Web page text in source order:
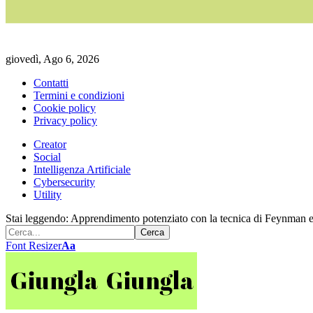
giovedì, Ago 6, 2026
Contatti
Termini e condizioni
Cookie policy
Privacy policy
Creator
Social
Intelligenza Artificiale
Cybersecurity
Utility
Stai leggendo: Apprendimento potenziato con la tecnica di Feynman
Font ResizerAa